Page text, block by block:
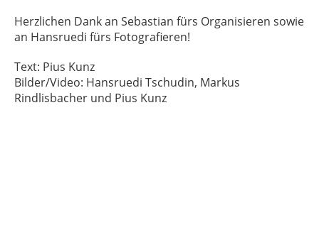
Herzlichen Dank an Sebastian fürs Organisieren sowie
an Hansruedi fürs Fotografieren!
Text: Pius Kunz
Bilder/Video: Hansruedi Tschudin, Markus
Rindlisbacher und Pius Kunz